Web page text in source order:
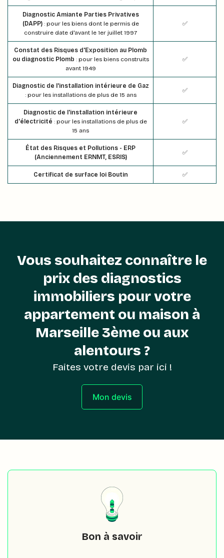
Diagnostic Amiante Parties Privatives
(DAPP): pour les biens dont le permis de
construire date d'avant le 1er juillet 1997
✅
Constat des Risques d'Exposition au Plomb
ou diagnostic Plomb : pour les biens construits
avant 1949
✅
Diagnostic de l'installation intérieure de Gaz
: pour les installations de plus de 15 ans
✅
Diagnostic de l'installation intérieure
d'électricité : pour les installations de plus de
15 ans
✅
État des Risques et Pollutions - ERP
(Anciennement ERNMT, ESRIS)
✅
Certificat de surface loi Boutin ✅
Vous souhaitez connaître le
prix des diagnostics
immobiliers pour votre
appartement ou maison à
Marseille 3ème ou aux
alentours ?
Faites votre devis par ici !
Mon devis
Bon à savoir